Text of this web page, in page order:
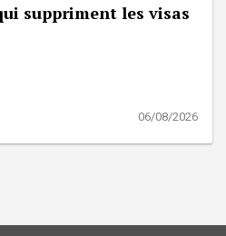
suppriment les visas
06/08/2026